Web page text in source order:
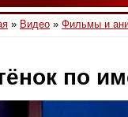
» Видео » Фильмы и
по